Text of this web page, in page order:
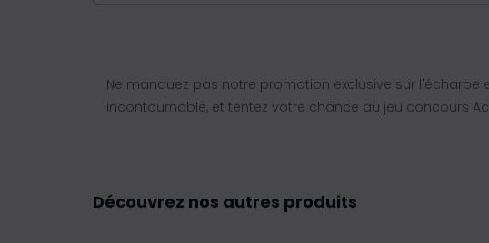
Ne manquez pas notre promotion exclusive sur
incontournable, et tentez votre chance au jeu concours
Découvrez nos autres produits